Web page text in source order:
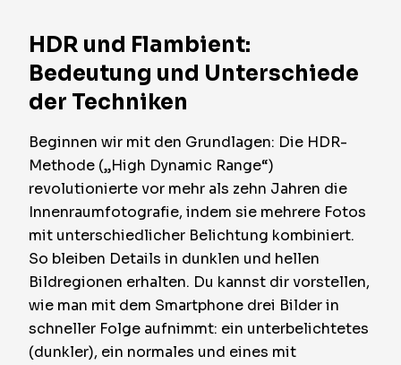
HDR und Flambient:
Bedeutung und Unterschiede
der Techniken
Beginnen wir mit den Grundlagen: Die HDR-
Methode („High Dynamic Range“)
revolutionierte vor mehr als zehn Jahren die
Innenraumfotografie, indem sie mehrere Fotos
mit unterschiedlicher Belichtung kombiniert.
So bleiben Details in dunklen und hellen
Bildregionen erhalten. Du kannst dir vorstellen,
wie man mit dem Smartphone drei Bilder in
schneller Folge aufnimmt: ein unterbelichtetes
(dunkler), ein normales und eines mit